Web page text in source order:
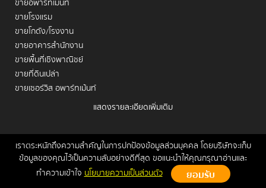
เราตระหนักถึงความสำคัญในการปกป้องข้อมูลส่วนบุคคล โดยบริษัทจะเก็บ
ข้อมูลของคุณไว้เป็นความลับอย่างดีที่สุด ขอแนะนำให้คุณกรุณาอ่านและ
ทำความเข้าใจนโยบายความเป็นส่วนตัว
ขายอพาร์ทเมนท์
ขายโรงแรม
ขายโกดัง/โรงงาน
ขายอาคารสำนักงาน
ขายพื้นที่เชิงพาณิชย์
ขายที่ดินเปล่า
ขายเซอร์วิส อพาร์ทเม้นท์
เช่าบ้าน
เช่าทาวน์เฮ้าส์/ทาวน์โฮม
เช่าโฮมออฟฟิศ
เช่าอาคารพาณิชย์
แสดงรายละเอียดเพิ่มเติม
หน้าหลัก ขาย เช่า ฝากขาย/เช่า ข่าวสาร ติดต่อเรา
Site
Map
Copyrights © 2026, Connex Property